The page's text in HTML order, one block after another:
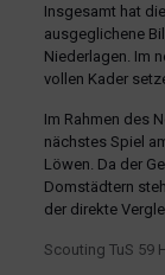
Insgesamt hat
ausgeglichene
Niederlagen. Im
vollen Kader
Im Rahmen des
nächstes Spiel
Löwen. Da der
Domstädtern
der direkte
Scouting TuS 59